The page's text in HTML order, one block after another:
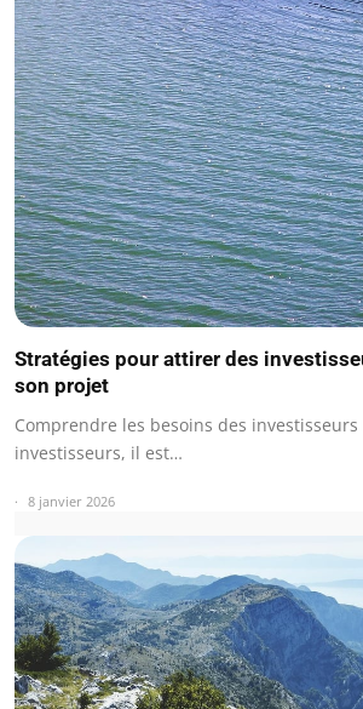
Stratégies pour attirer des
son projet
Comprendre les besoins des
investisseurs, il est…
8 janvier 2026